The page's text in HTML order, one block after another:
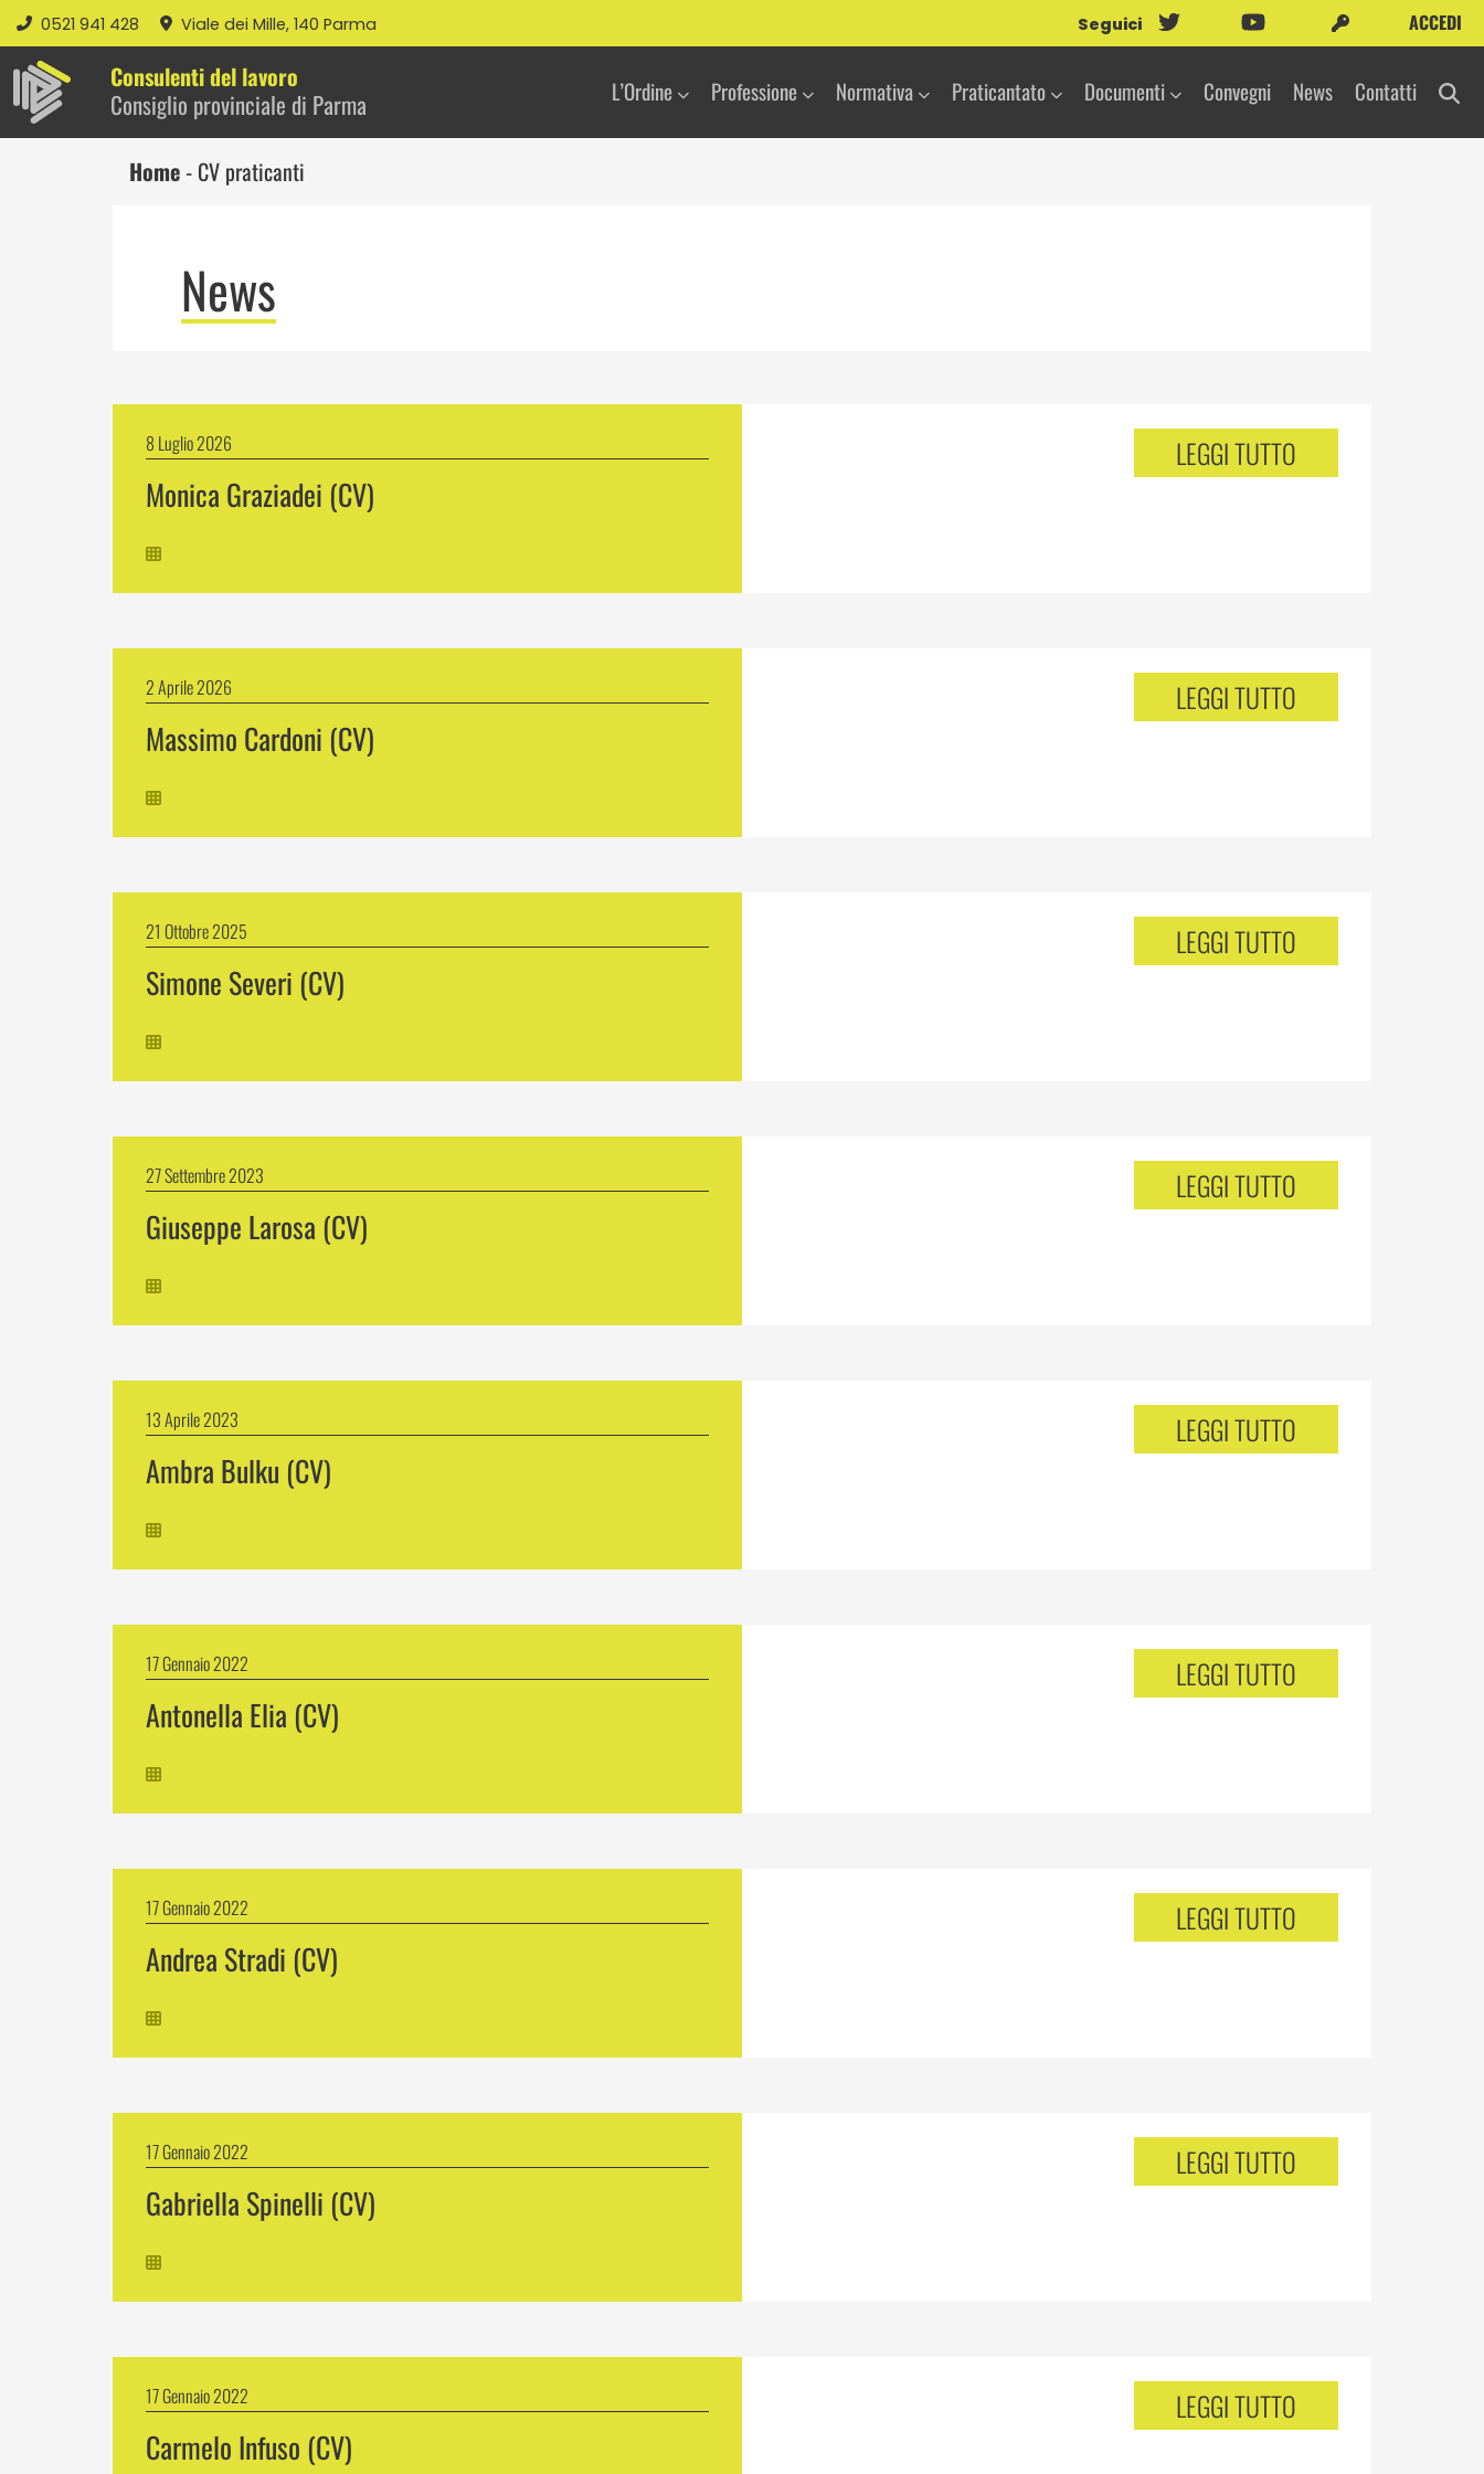
0521 941 428 Viale dei Mille, 140 Parma Seguici ACCEDI
Consulenti del lavoro
Consiglio provinciale di Parma L’Ordine Professione Normativa Praticantato Documenti Convegni News Contatti
Home - CV praticanti
News
8 Luglio 2026
Monica Graziadei (CV)
LEGGI TUTTO
2 Aprile 2026
Massimo Cardoni (CV)
LEGGI TUTTO
21 Ottobre 2025
Simone Severi (CV)
LEGGI TUTTO
27 Settembre 2023
Giuseppe Larosa (CV)
LEGGI TUTTO
13 Aprile 2023
Ambra Bulku (CV)
LEGGI TUTTO
17 Gennaio 2022
Antonella Elia (CV)
LEGGI TUTTO
17 Gennaio 2022
Andrea Stradi (CV)
LEGGI TUTTO
17 Gennaio 2022
Gabriella Spinelli (CV)
LEGGI TUTTO
17 Gennaio 2022
Carmelo Infuso (CV)
LEGGI TUTTO